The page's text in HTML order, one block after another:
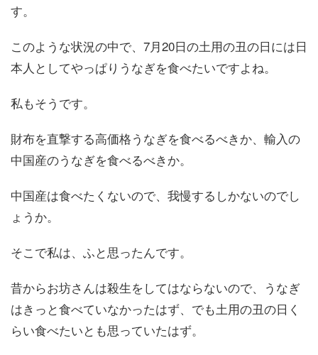
す。
このような状況の中で、7月20日の土用の丑の日には日
本人としてやっぱりうなぎを食べたいですよね。
私もそうです。
財布を直撃する高価格うなぎを食べるべきか、輸入の
中国産のうなぎを食べるべきか。
中国産は食べたくないので、我慢するしかないのでし
ょうか。
そこで私は、ふと思ったんです。
昔からお坊さんは殺生をしてはならないので、うなぎ
はきっと食べていなかったはず、でも土用の丑の日く
らい食べたいとも思っていたはず。